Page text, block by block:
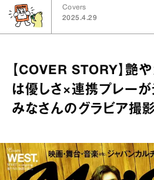
Covers
2025.4.29
【COVER STORY】艶
は優しさ×連携プレーが
みなさんのグラビア撮影